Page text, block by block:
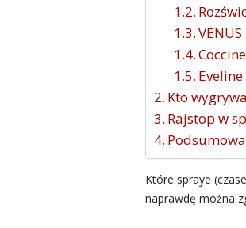
Kto
Rajstop w
Które spraye
naprawdę można